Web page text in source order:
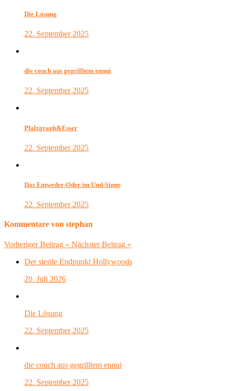
Die Lösung
22. September 2025
die couch aus gegrilltem ennui
22. September 2025
Pfalzgraph&Esser
22. September 2025
Das Entweder-Oder im Und-Sinne
22. September 2025
Kommentare von stephan
Vorheriger Beitrag « Nächster Beitrag »
Der sterile Endpunkt Hollywoods
20. Juli 2026
Die Lösung
22. September 2025
die couch aus gegrilltem ennui
22. September 2025